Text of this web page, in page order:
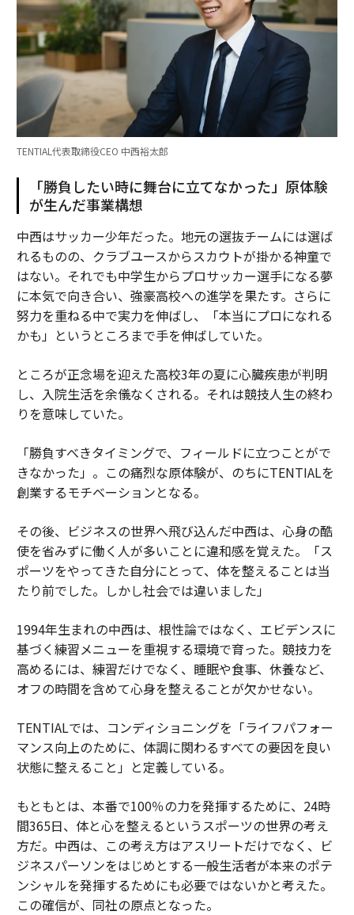
TENTIAL代表取締役CEO 中西裕太郎
「勝負したい時に舞台に立てなかった」原体験
が生んだ事業構想
中西はサッカー少年だった。地元の選抜チームには選ば
れるものの、クラブユースからスカウトが掛かる神童で
はない。それでも中学生からプロサッカー選手になる夢
に本気で向き合い、強豪高校への進学を果たす。さらに
努力を重ねる中で実力を伸ばし、「本当にプロになれる
かも」というところまで手を伸ばしていた。
ところが正念場を迎えた高校3年の夏に心臓疾患が判明
し、入院生活を余儀なくされる。それは競技人生の終わ
りを意味していた。
「勝負すべきタイミングで、フィールドに立つことがで
きなかった」。この痛烈な原体験が、のちにTENTIALを
創業するモチベーションとなる。
その後、ビジネスの世界へ飛び込んだ中西は、心身の酷
使を省みずに働く人が多いことに違和感を覚えた。「ス
ポーツをやってきた自分にとって、体を整えることは当
たり前でした。しかし社会では違いました」
1994年生まれの中西は、根性論ではなく、エビデンスに
基づく練習メニューを重視する環境で育った。競技力を
高めるには、練習だけでなく、睡眠や食事、休養など、
オフの時間を含めて心身を整えることが欠かせない。
TENTIALでは、コンディショニングを「ライフパフォー
マンス向上のために、体調に関わるすべての要因を良い
状態に整えること」と定義している。
もともとは、本番で100％の力を発揮するために、24時
間365日、体と心を整えるというスポーツの世界の考え
方だ。中西は、この考え方はアスリートだけでなく、ビ
ジネスパーソンをはじめとする一般生活者が本来のポテ
ンシャルを発揮するためにも必要ではないかと考えた。
この確信が、同社の原点となった。